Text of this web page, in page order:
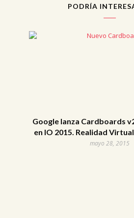
PODRÍA
Google lanza Cardboards
en IO 2015. Realidad
mayo 28, 2015